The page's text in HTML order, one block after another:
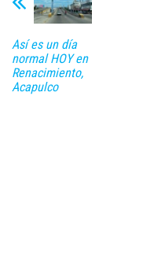
Así es un día
normal HOY en
Renacimiento,
Acapulco